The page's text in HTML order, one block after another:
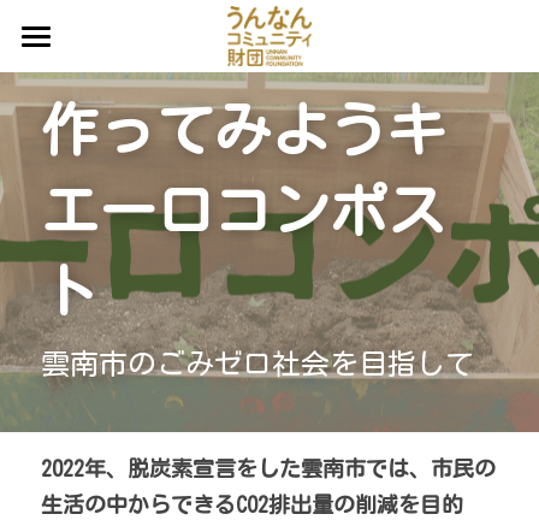
ホーム
プロジェクト一覧
寄付募集中のプロジェクト（みんなでカン
パ）
不動産等資源活用事業
調査研究事業
（公募中）UnnanU-25基金助成事業
（公募中）こらまたなんだら基金助成事業
（公募終了）休眠預金等活用事業
うんコミュだより
団体概要
事業一覧
ご寄付
ご寄付
不動産のご寄付
お問い合わせ
検索
作ってみようキ
エーロコンポス
ト
雲南市のごみゼロ社会を目指して
2022年、脱炭素宣言をした雲南市では、市民の
生活の中からできるCO2排出量の削減を目的